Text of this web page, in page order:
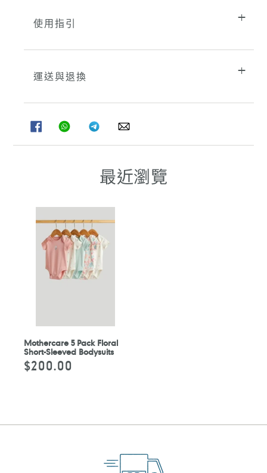
使用指引
運送與退換
FACEBOOK
分
享
WHATSAPPTELEGRAM
分
享
WHATSAPP
最近瀏覽
Mothercare 5 Pack Floral
Short-Sleeved Bodysuits
定
價
$200.00